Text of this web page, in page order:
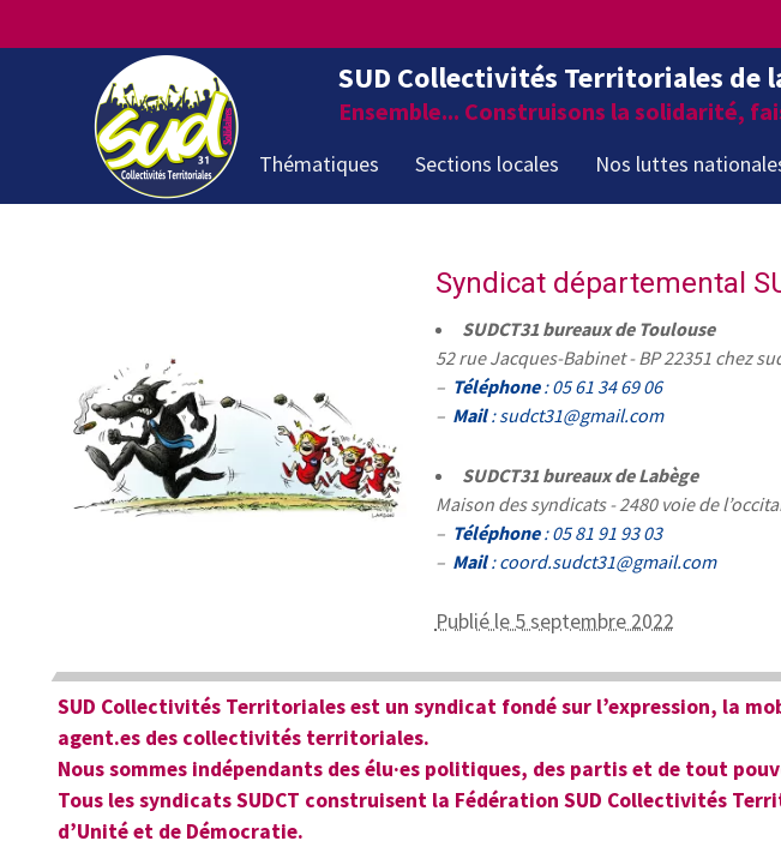
SUD Collectivités Territoriales de
Ensemble... Construisons la solidarité,
Thématiques Sections locales Nos luttes
Syndicat départemental
SUDCT31 bureaux de Toulouse
52 rue Jacques-Babinet - BP 22351 chez
– Téléphone: 05 61 34 69 06
– Mail: sudct31@gmail.com
SUDCT31 bureaux de Labège
Maison des syndicats - 2480 voie de
– Téléphone: 05 81 91 93 03
– Mail: coord.sudct31@gmail.com
Publié le 5 septembre 2022
SUD Collectivités Territoriales est un syndicat fondé sur l’expression, la
agent.es des collectivités territoriales.
Nous sommes indépendants des élu·es politiques, des partis et de tout
Tous les syndicats SUDCT construisent la Fédération SUD Collectivités
d’Unité et de Démocratie.